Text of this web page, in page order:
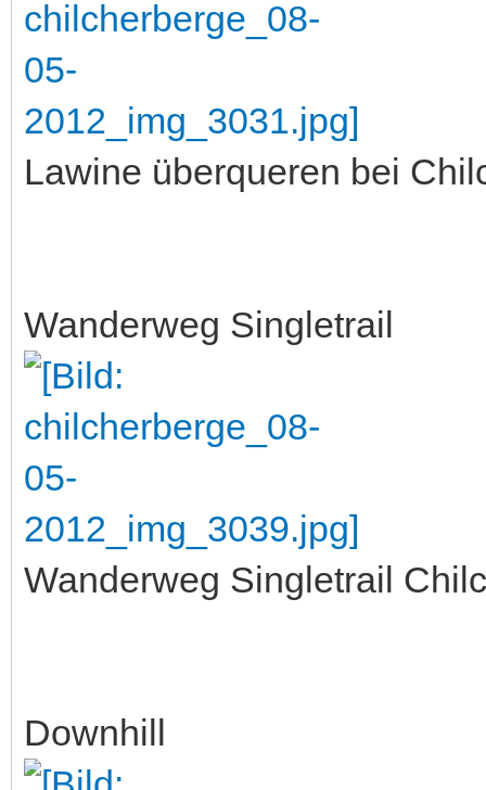
Lawine überqueren bei
Wanderweg Singletrail
Wanderweg Singletrail
Downhill